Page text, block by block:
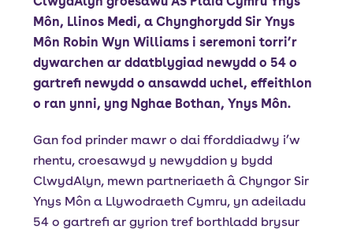
Môn, Llinos Medi, a Chynghorydd Sir Ynys
Môn Robin Wyn Williams i seremoni torri’r
dywarchen ar ddatblygiad newydd o 54 o
gartrefi newydd o ansawdd uchel, effeithlon
o ran ynni, yng Nghae Bothan, Ynys Môn.
Gan fod prinder mawr o dai fforddiadwy i’w
rhentu, croesawyd y newyddion y bydd
ClwydAlyn, mewn partneriaeth â Chyngor Sir
Ynys Môn a Llywodraeth Cymru, yn adeiladu
54 o gartrefi ar gyrion tref borthladd brysur